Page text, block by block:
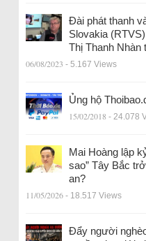
Đài phát thanh
Slovakia
Thị Thanh
06/08/2023 - 5.167 Views
Ủng hộ
15/02/2018 - 24.078
Mai Hoàng lập
sao” Tây Bắc
an?
11/05/2026 - 18.517 Views
Đẩy người